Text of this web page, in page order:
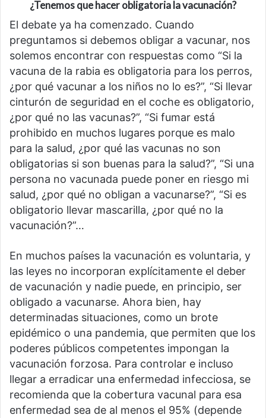
¿Tenemos que hacer obligatoria la vacunación?
El debate ya ha comenzado. Cuando
preguntamos si debemos obligar a vacunar, nos
solemos encontrar con respuestas como “Si la
vacuna de la rabia es obligatoria para los perros,
¿por qué vacunar a los niños no lo es?”, “Si llevar
cinturón de seguridad en el coche es obligatorio,
¿por qué no las vacunas?”, “Si fumar está
prohibido en muchos lugares porque es malo
para la salud, ¿por qué las vacunas no son
obligatorias si son buenas para la salud?”, “Si una
persona no vacunada puede poner en riesgo mi
salud, ¿por qué no obligan a vacunarse?”, “Si es
obligatorio llevar mascarilla, ¿por qué no la
vacunación?”…
En muchos países la vacunación es voluntaria, y
las leyes no incorporan explícitamente el deber
de vacunación y nadie puede, en principio, ser
obligado a vacunarse. Ahora bien, hay
determinadas situaciones, como un brote
epidémico o una pandemia, que permiten que los
poderes públicos competentes impongan la
vacunación forzosa. Para controlar e incluso
llegar a erradicar una enfermedad infecciosa, se
recomienda que la cobertura vacunal para esa
enfermedad sea de al menos el 95% (depende